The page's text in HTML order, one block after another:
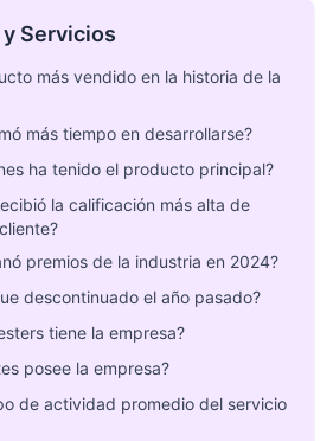
Servicios
más vendido en la historia de la
más tiempo en desarrollarse?
ha tenido el producto principal?
la calificación más alta de
premios de la industria en 2024?
descontinuado el año pasado?
tiene la empresa?
posee la empresa?
de actividad promedio del servicio